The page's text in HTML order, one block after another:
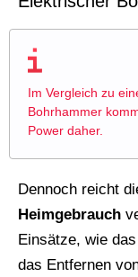
Im Vergleich zu
Bohrhammer
Power daher.
Dennoch reicht
Heimgebrauch
Einsätze, wie
das Entfernen